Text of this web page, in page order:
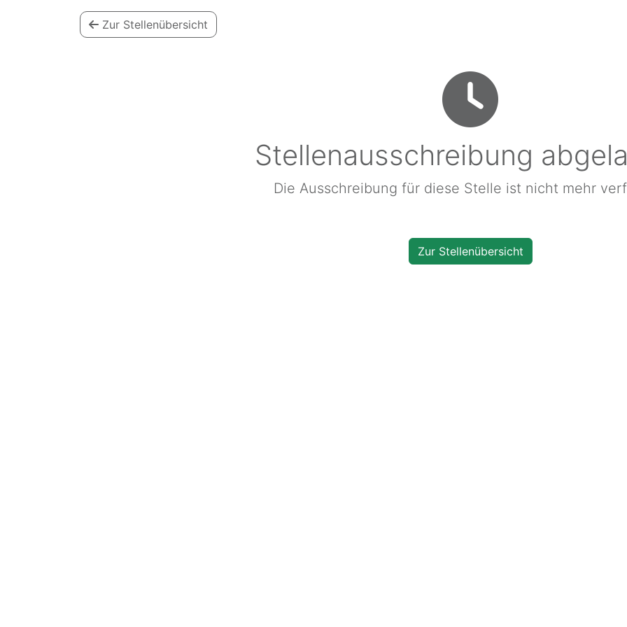
Zur Stellenübersicht
Stellenausschreibung
Die Ausschreibung für diese Stelle ist nicht mehr
Zur Stellenübersicht